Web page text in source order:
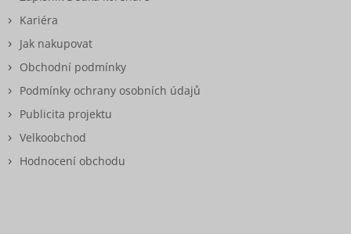
Kariéra
Jak nakupovat
Obchodní podmínky
Podmínky ochrany osobních údajů
Publicita projektu
Velkoobchod
Hodnocení obchodu